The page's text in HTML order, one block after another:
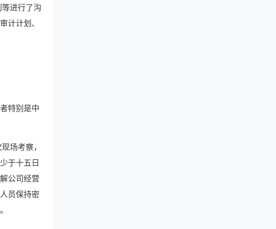
进行了沟
计计划、
特别是中
场考察，
于十五日
公司经营
员保持密